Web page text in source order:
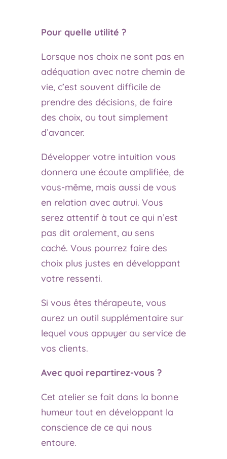
Pour quelle utilité ?
Lorsque nos choix ne sont pas en
adéquation avec notre chemin de
vie, c’est souvent difficile de
prendre des décisions, de faire
des choix, ou tout simplement
d’avancer.
Développer votre intuition vous
donnera une écoute amplifiée, de
vous-même, mais aussi de vous
en relation avec autrui. Vous
serez attentif à tout ce qui n’est
pas dit oralement, au sens
caché. Vous pourrez faire des
choix plus justes en développant
votre ressenti.
Si vous êtes thérapeute, vous
aurez un outil supplémentaire sur
lequel vous appuyer au service de
vos clients.
Avec quoi repartirez-vous ?
Cet atelier se fait dans la bonne
humeur tout en développant la
conscience de ce qui nous
entoure.